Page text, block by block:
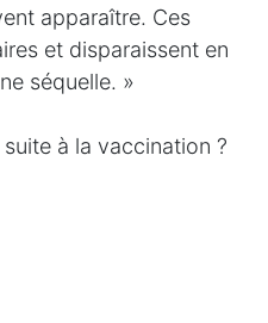
apparaître. Ces
et disparaissent en
séquelle. »
à la vaccination ?